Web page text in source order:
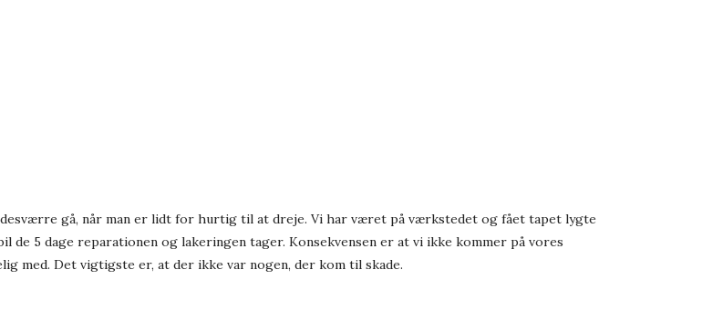
desværre gå, når man er lidt for hurtig til at dreje. Vi har været på værkstedet og fået tapet lygte
de 5 dage reparationen og lakeringen tager. Konsekvensen er at vi ikke kommer på vores
med. Det vigtigste er, at der ikke var nogen, der kom til skade.